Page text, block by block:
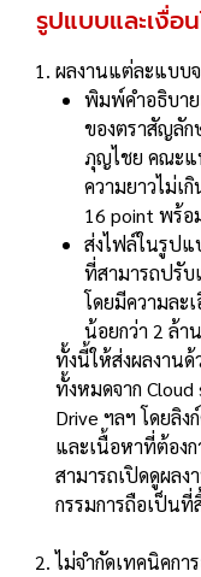
รูปแบบและเงื่อ
ผลงานแต่ละแบบ
พิมพ์คําอธิบา
ของตราสัญลัก
ภุญไชย คณะแ
ความยาวไม่เ
16 point พร้
ส่งไฟล์ในรูปแ
ที่สามารถปรับ
โดยมีความละ
น้อยกว่า 2 ล้า
ทั้งนี้ให้ส่งผลงาน
ทั้งหมดจาก Cloud
Drive ฯลฯ โดยลิง
และเนื้อหาที่ต้อง
สามารถเปิดดูผล
กรรมการถือเป็นที่
ไม่จํากัดเทคนิคกา